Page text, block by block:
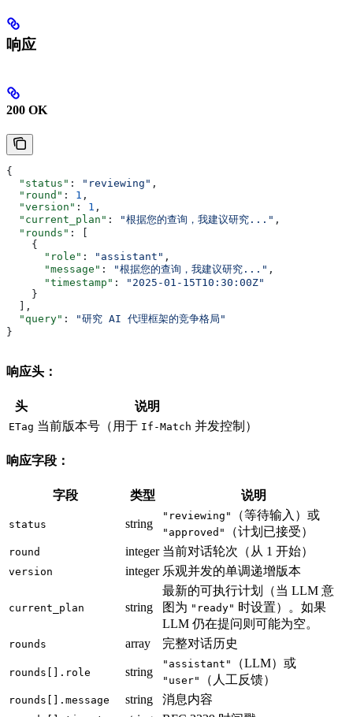
响应
200 OK
{
  "status"
: "reviewing" ,
  "round"
: 1 ,
  "version"
: 1 ,
  "current_plan"
: "根据您的查询，我建议研究..." ,
  "rounds"
: [
    {
      "role"
: "assistant" ,
      "message"
: "根据您的查询，我建议研究..." ,
      "timestamp"
:
"2025-01-15T10:30:00Z"
    }
  ],
  "query"
:
"研究 AI 代理框架的竞争格局"
}
响应头：
头 说明
ETag 当前版本号（用于 If-Match 并发控制）
响应字段：
字段 类型 说明
status string
"reviewing" （等待输入）或
"approved" （计划已接受）
round integer 当前对话轮次（从 1 开始）
version integer 乐观并发的单调递增版本
current_plan string
最新的可执行计划（当 LLM 意
图为 "ready" 时设置）。如果
LLM 仍在提问则可能为空。
rounds array 完整对话历史
rounds[].role string
"assistant" （LLM）或
"user" （人工反馈）
rounds[].message string 消息内容